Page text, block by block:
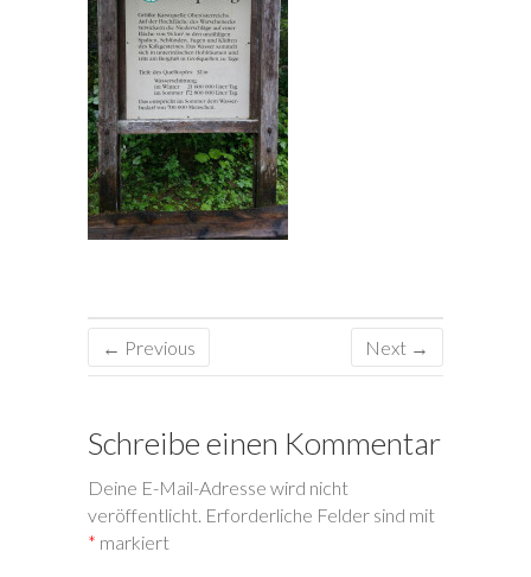
← Previous Next →
Schreibe einen Kommentar
Deine E-Mail-Adresse wird nicht
veröffentlicht. Erforderliche Felder sind mit
* markiert